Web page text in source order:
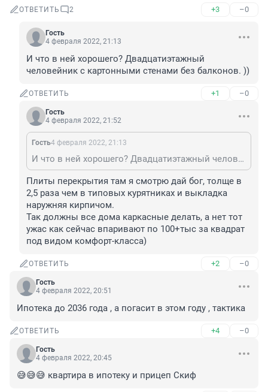
ОТВЕТИТЬ 2 +3 –0
Гость
4 февраля 2022, 21:13
И что в ней хорошего? Двадцатиэтажный
человейник с картонными стенами без балконов. ))
ОТВЕТИТЬ +1 –0
Гость
4 февраля 2022, 21:52
Гость4 февраля 2022, 21:13
И что в ней хорошего? Двадцатиэтажный человейник с картонными стенами без балконов. ))
Плиты перекрытия там я смотрю дай бог, толще в
2,5 раза чем в типовых курятниках и выкладка
наружняя кирпичом.
Так должны все дома каркасные делать, а нет тот
ужас как сейчас впаривают по 100+тыс за квадрат
под видом комфорт-класса)
ОТВЕТИТЬ +2 –0
Гость
4 февраля 2022, 20:51
Ипотека до 2036 года , а погасит в этом году , тактика
ОТВЕТИТЬ +4 –0
Гость
4 февраля 2022, 20:45
😅😅😅 квартира в ипотеку и прицеп Скиф